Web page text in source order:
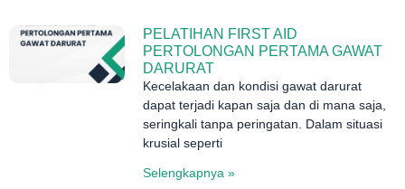
PELATIHAN FIRST AID
PERTOLONGAN PERTAMA GAWAT
DARURAT
Kecelakaan dan kondisi gawat darurat
dapat terjadi kapan saja dan di mana saja,
seringkali tanpa peringatan. Dalam situasi
krusial seperti
Selengkapnya »